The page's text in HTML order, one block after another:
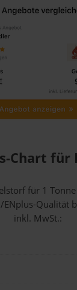
Chart für
für 1
ENplus-Qualität
inkl. MwSt.: